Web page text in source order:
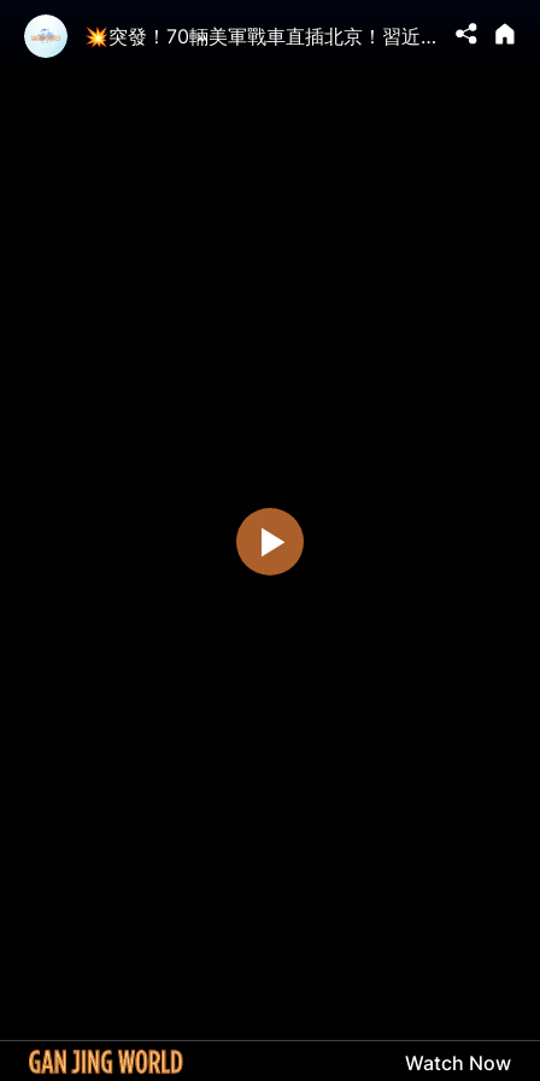
💥突發！70輛美軍戰車直插北京！習近平慘遭軍方「監軍」；李強私會華爾街，21世紀「東南互保」上演！底層怒吼罷免獨裁者！【江峰視界202605015第384期】#川普訪華
Watch Now